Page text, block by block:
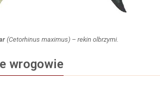
(Cetorhinus maximus) – rekin olbrzymi.
wrogowie